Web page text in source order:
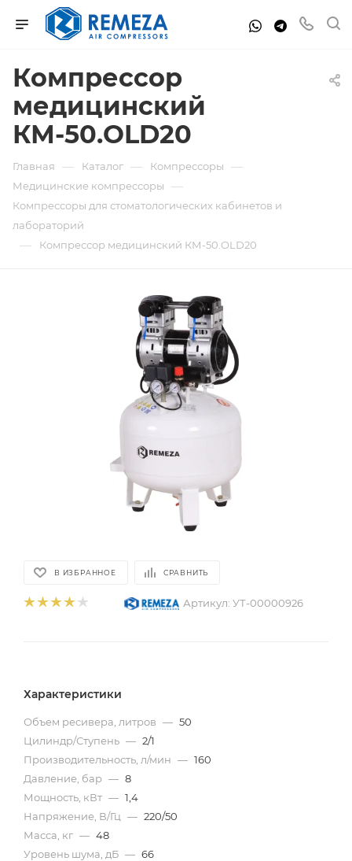
Компрессор
медицинский
КМ-50.OLD20
Главная — Каталог — Компрессоры —
Медицинские компрессоры —
Компрессоры для стоматологических кабинетов и
лабораторий
— Компрессор медицинский КМ-50.OLD20
В ИЗБРАННОЕ СРАВНИТЬ
Артикул: УТ-00000926
Характеристики
Объем ресивера, литров — 50
Цилиндр/Ступень — 2/1
Производительность, л/мин — 160
Давление, бар — 8
Мощность, кВт — 1,4
Напряжение, В/Гц — 220/50
Масса, кг — 48
Уровень шума, дБ — 66